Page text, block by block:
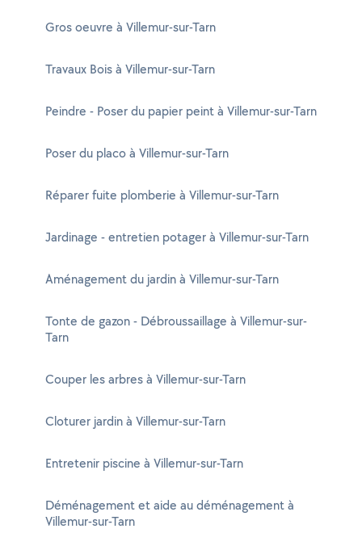
Gros oeuvre à Villemur-sur-Tarn
Travaux Bois à Villemur-sur-Tarn
Peindre - Poser du papier peint à Villemur-sur-Tarn
Poser du placo à Villemur-sur-Tarn
Réparer fuite plomberie à Villemur-sur-Tarn
Jardinage - entretien potager à Villemur-sur-Tarn
Aménagement du jardin à Villemur-sur-Tarn
Tonte de gazon - Débroussaillage à Villemur-sur-
Tarn
Couper les arbres à Villemur-sur-Tarn
Cloturer jardin à Villemur-sur-Tarn
Entretenir piscine à Villemur-sur-Tarn
Déménagement et aide au déménagement à
Villemur-sur-Tarn